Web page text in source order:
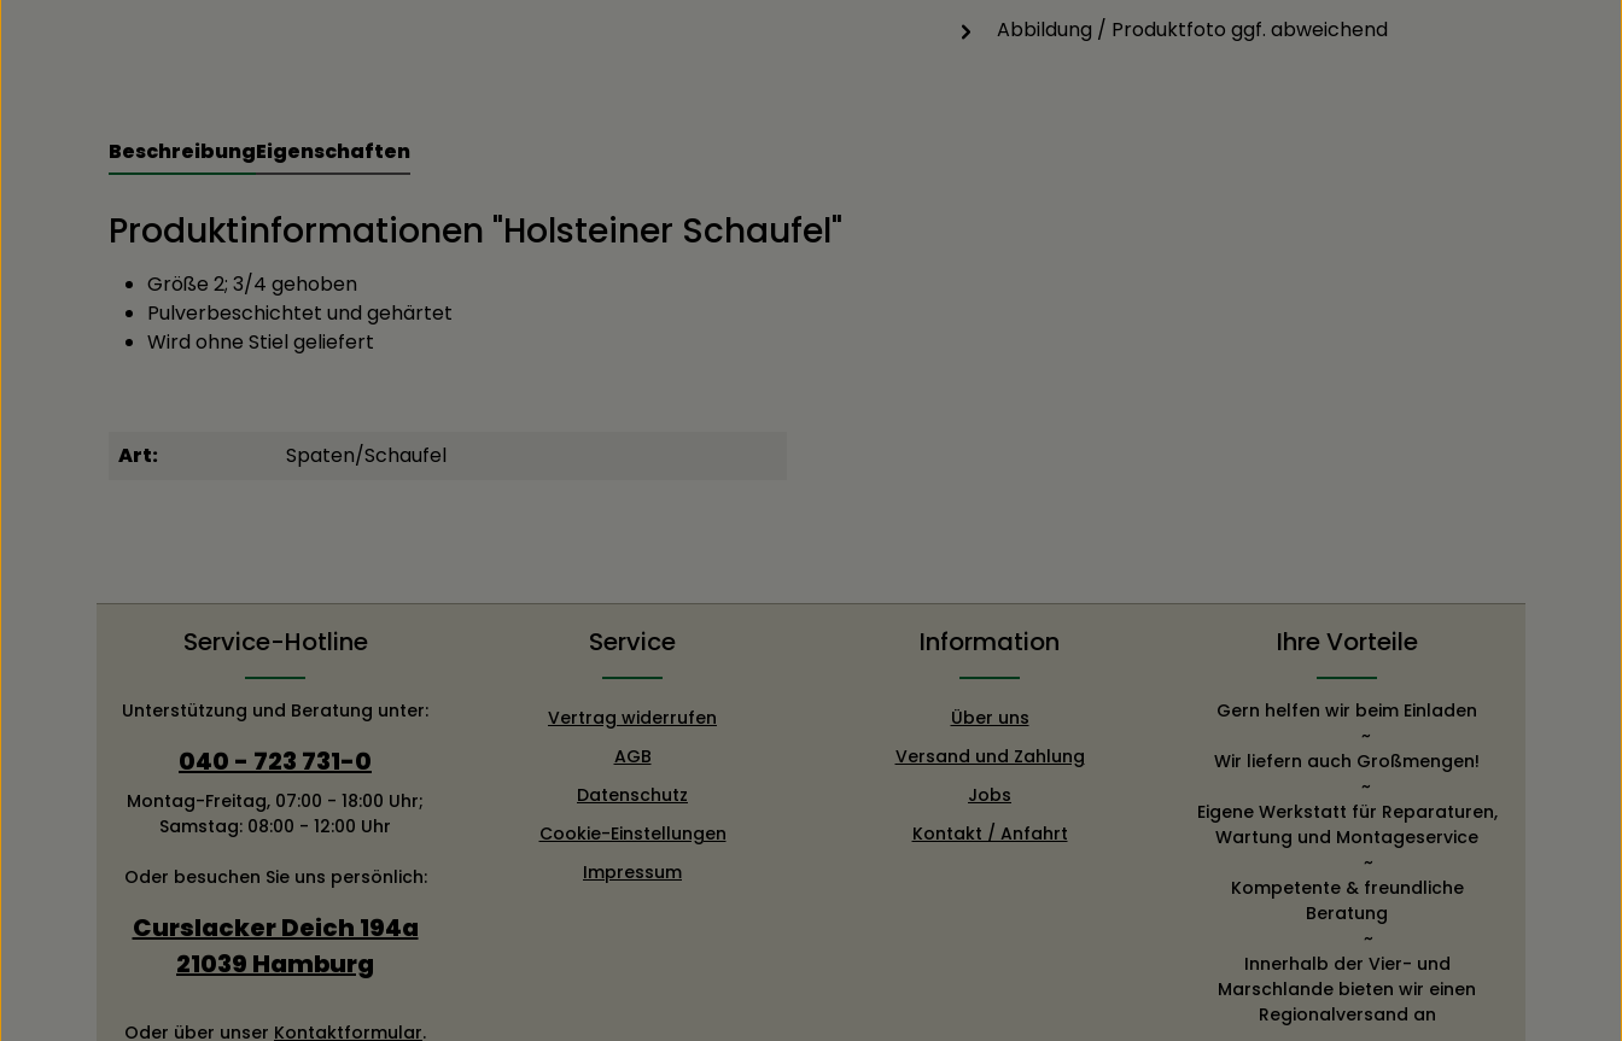
Abbildung / Produktfoto ggf. abweichend
BeschreibungEigenschaften
Produktinformationen "Holsteiner Schaufel"
Größe 2; 3/4 gehoben
Pulverbeschichtet und gehärtet
Wird ohne Stiel geliefert
Art: Spaten/Schaufel
Service-Hotline
Unterstützung und Beratung unter:
040 - 723 731-0
Montag-Freitag, 07:00 - 18:00 Uhr;
Samstag: 08:00 - 12:00 Uhr
Oder besuchen Sie uns persönlich:
Curslacker Deich 194a
21039 Hamburg
Oder über unser Kontaktformular.
Service
Vertrag widerrufen
AGB
Datenschutz
Cookie-Einstellungen
Impressum
Information
Über uns
Versand und Zahlung
Jobs
Kontakt / Anfahrt
Ihre Vorteile
Gern helfen wir beim Einladen
~
Wir liefern auch Großmengen!
~
Eigene Werkstatt für Reparaturen,
Wartung und Montageservice
~
Kompetente & freundliche
Beratung
~
Innerhalb der Vier- und
Marschlande bieten wir einen
Regionalversand an